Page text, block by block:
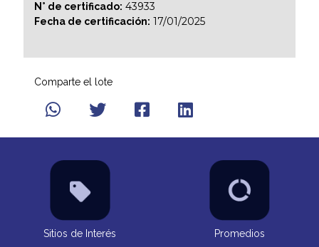
N° de certificado: 43933
Fecha de certificación: 17/01/2025
Comparte el lote
Sitios de Interés Promedios